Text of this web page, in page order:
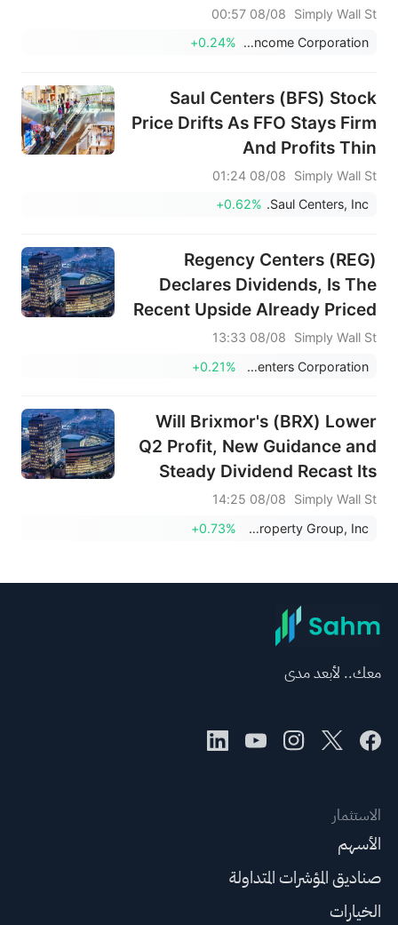
Simply Wall St
08/08 00:57
Realty Income Corporation
+0.24%
Saul Centers (BFS) Stock
Price Drifts As FFO Stays Firm
And Profits Thin
Simply Wall St
08/08 01:24
Saul Centers, Inc.
+0.62%
Regency Centers (REG)
Declares Dividends, Is The
Recent Upside Already Priced
In?
Simply Wall St
08/08 13:33
Regency Centers Corporation
+0.21%
Will Brixmor's (BRX) Lower
Q2 Profit, New Guidance and
Steady Dividend Recast Its
Investment Narrative
Simply Wall St
08/08 14:25
Brixmor Property Group, Inc.
+0.73%
معك.. لأبعد مدى
الاستثمار
الأسهم
صناديق المؤشرات المتداولة
الخيارات